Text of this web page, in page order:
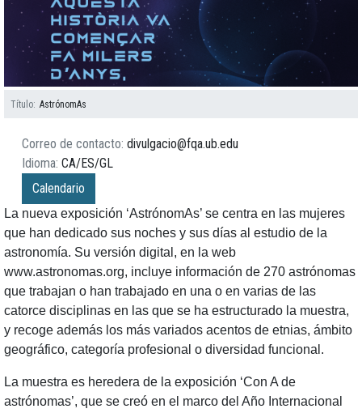
Título AstrónomAs
Correo de contacto divulgacio@fqa.ub.edu
Idioma CA ES GL
Calendario
La nueva exposición ‘AstrónomAs’ se centra en las mujeres
que han dedicado sus noches y sus días al estudio de la
astronomía. Su versión digital, en la web
www.astronomas.org, incluye información de 270 astrónomas
que trabajan o han trabajado en una o en varias de las
catorce disciplinas en las que se ha estructurado la muestra,
y recoge además los más variados acentos de etnias, ámbito
geográfico, categoría profesional o diversidad funcional.
La muestra es heredera de la exposición ‘Con A de
astrónomas’, que se creó en el marco del Año Internacional